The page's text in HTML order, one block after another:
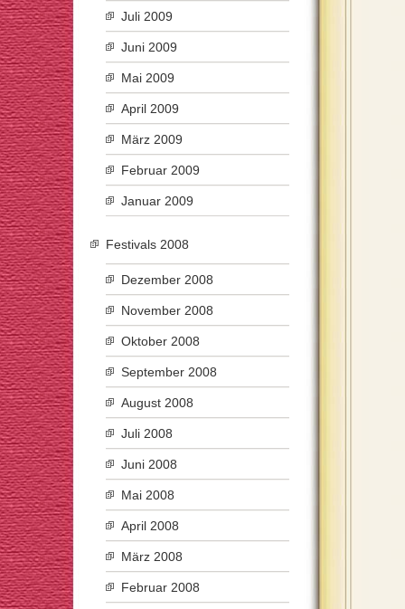
Juli 2009
Juni 2009
Mai 2009
April 2009
März 2009
Februar 2009
Januar 2009
Festivals 2008
Dezember 2008
November 2008
Oktober 2008
September 2008
August 2008
Juli 2008
Juni 2008
Mai 2008
April 2008
März 2008
Februar 2008